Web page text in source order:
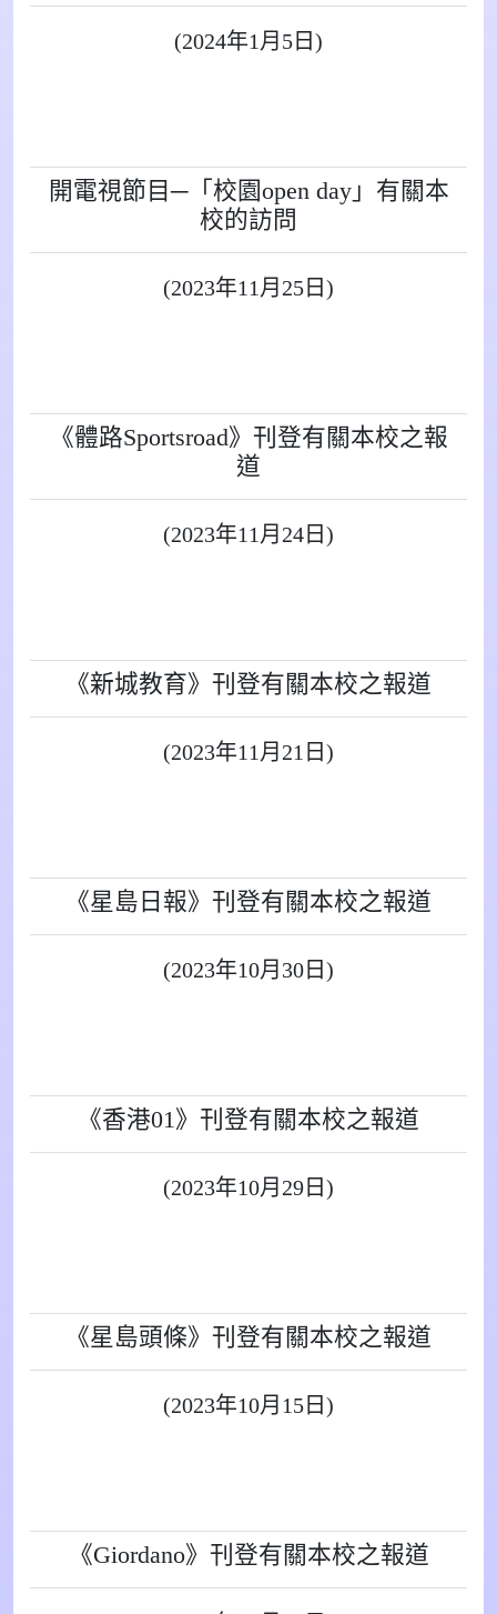
(2024年1月5日)
開電視節目─「校園open day」有關本
校的訪問
(2023年11月25日)
《體路Sportsroad》刊登有關本校之報
道
(2023年11月24日)
《新城教育》刊登有關本校之報道
(2023年11月21日)
《星島日報》刊登有關本校之報道
(2023年10月30日)
《香港01》刊登有關本校之報道
(2023年10月29日)
《星島頭條》刊登有關本校之報道
(2023年10月15日)
《Giordano》刊登有關本校之報道